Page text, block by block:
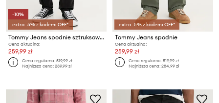
-10%
extra -5% z kodem: OFF*
Tommy Jeans spodnie sztruksowe
Cena aktualna:
259,99 zł
Cena regularna:519,99 zł
Najniższa cena:289,99 zł
extra -5% z kodem: OFF*
Tommy Jeans spodnie
Cena aktualna:
259,99 zł
Cena regularna:519,99 zł
Najniższa cena:284,99 zł